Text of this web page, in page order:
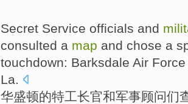
Secret Service officials and
consulted a map and chose a
touchdown: Barksdale Air Force
La.
华盛顿的特工长官和军事顾问们